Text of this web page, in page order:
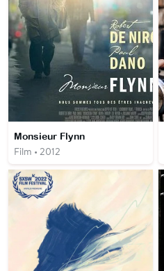
Monsieur Flynn
Film • 2012